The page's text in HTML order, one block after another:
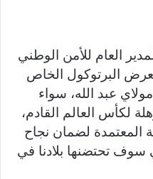
العام للأمن الوطني
البرتوكول الخاص
عبد الله، سواء
لكأس العالم القادم،
المعتمدة لضمان نجاح
سوف تحتضنها بلادنا في